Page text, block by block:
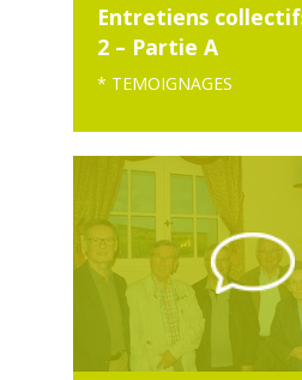
Entretiens
2 – Partie A
* TEMOIGNAGES